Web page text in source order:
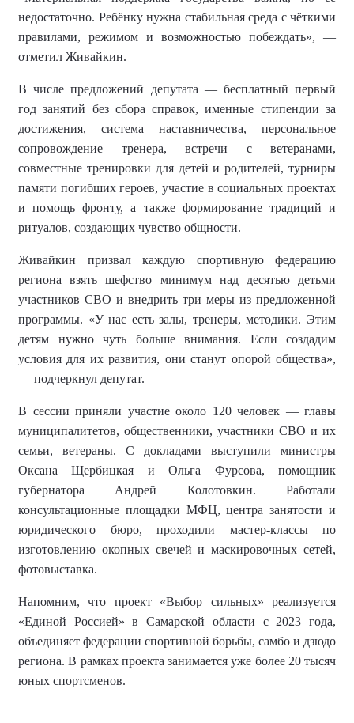
недостаточно. Ребёнку нужна стабильная среда с чёткими
правилами, режимом и возможностью побеждать», —
отметил Живайкин.
В числе предложений депутата — бесплатный первый
год занятий без сбора справок, именные стипендии за
достижения, система наставничества, персональное
сопровождение тренера, встречи с ветеранами,
совместные тренировки для детей и родителей, турниры
памяти погибших героев, участие в социальных проектах
и помощь фронту, а также формирование традиций и
ритуалов, создающих чувство общности.
Живайкин призвал каждую спортивную федерацию
региона взять шефство минимум над десятью детьми
участников СВО и внедрить три меры из предложенной
программы. «У нас есть залы, тренеры, методики. Этим
детям нужно чуть больше внимания. Если создадим
условия для их развития, они станут опорой общества»,
— подчеркнул депутат.
В сессии приняли участие около 120 человек — главы
муниципалитетов, общественники, участники СВО и их
семьи, ветераны. С докладами выступили министры
Оксана Щербицкая и Ольга Фурсова, помощник
губернатора Андрей Колотовкин. Работали
консультационные площадки МФЦ, центра занятости и
юридического бюро, проходили мастер-классы по
изготовлению окопных свечей и маскировочных сетей,
фотовыставка.
Напомним, что проект «Выбор сильных» реализуется
«Единой Россией» в Самарской области с 2023 года,
объединяет федерации спортивной борьбы, самбо и дзюдо
региона. В рамках проекта занимается уже более 20 тысяч
юных спортсменов.